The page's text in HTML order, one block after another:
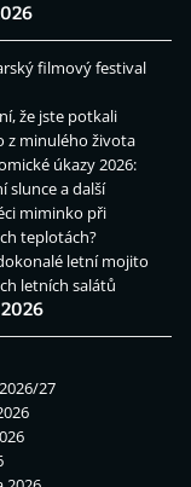
filmový festival
že jste potkali
z minulého života
úkazy 2026:
slunce a další
miminko při
teplotách?
letní mojito
letních salátů
27